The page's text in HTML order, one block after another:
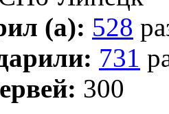
(а): 528
731
300